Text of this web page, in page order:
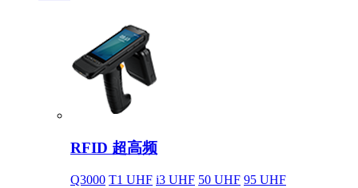
RFID 超高频
Q3000 T1 UHF i3 UHF 50 UHF 95 UHF